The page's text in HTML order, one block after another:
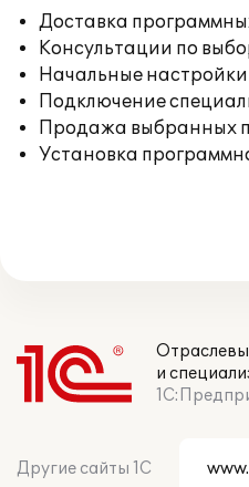
Доставка
Консультации по
Начальные настройки
Подключение
Продажа выбранных
Установка
и
Другие сайты 1С